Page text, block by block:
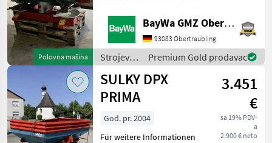
Polovna mašina
upravljanje Strojevi za
đubrenje, gnojenje i
navodnjavanje Rasipači
mineralnog đubriva
BayWa GMZ Obertraubling
93083 Obertraubling
Strojevi
za
đubrenje,
gnojenje i
navodnjavanje
/ Sulky
Premium Gold prodavac
SULKY DPX
PRIMA
3.451
€
sa 19% PDV-
a
2.900 € neto
God. pr. 2004
Für weitere Informationen